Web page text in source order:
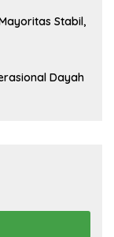
Stabil,
Dayah